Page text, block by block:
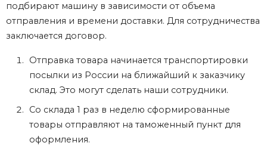
подбирают машину в зависимости от объема
отправления и времени доставки. Для сотрудничества
заключается договор.
Отправка товара начинается транспортировки
посылки из России на ближайший к заказчику
склад. Это могут сделать наши сотрудники.
Со склада 1 раз в неделю сформированные
товары отправляют на таможенный пункт для
оформления.